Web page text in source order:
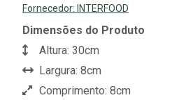
Fornecedor: INTERFOOD
Dimensões do Produto
Altura: 30cm
Largura: 8cm
Comprimento: 8cm